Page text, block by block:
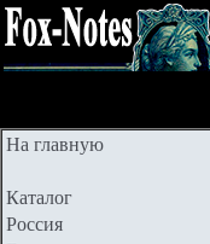
На главную
Каталог
Россия